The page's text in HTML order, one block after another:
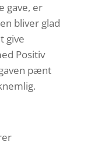
gave, er
bliver glad
give
Positiv
pænt